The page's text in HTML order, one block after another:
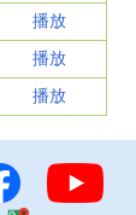
播放
播放
播放